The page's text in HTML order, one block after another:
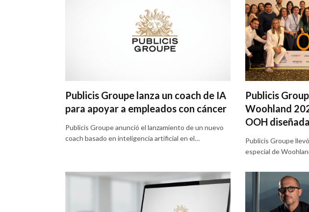
Publicis Groupe lanza un coach de IA
para apoyar a empleados con cáncer
Publicis Groupe anunció el lanzamiento de un nuevo
coach basado en inteligencia artificial en el…
Publicis
Woohland
OOH
Publicis Groupe
especial de